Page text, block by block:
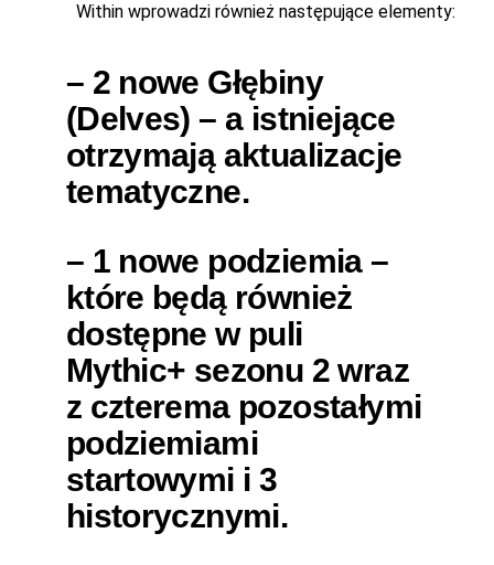
Within wprowadzi również następujące elementy:
– 2 nowe Głębiny
(Delves) – a istniejące
otrzymają aktualizacje
tematyczne.
– 1 nowe podziemia –
które będą również
dostępne w puli
Mythic+ sezonu 2 wraz
z czterema pozostałymi
podziemiami
startowymi i 3
historycznymi.